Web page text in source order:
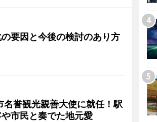
要因と今後の検討のあり方
誉観光親善大使に就任！駅
市民と奏でた地元愛